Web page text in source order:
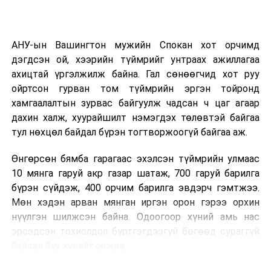
АНУ-ын Вашингтон мужийн Спокан хот орчимд
дэгдсэн ой, хээрийн түймрийг унтраах ажиллагаа
ахицтай үргэлжилж байна. Гал сөнөөгчид хот руу
ойртсон гурван том түймрийн эргэн тойронд
хамгаалалтын зурвас байгуулж чадсан ч цаг агаар
дахин халж, хуурайшилт нэмэгдэх төлөвтэй байгаа
тул нөхцөл байдал бүрэн тогтворжоогүй байгаа аж.
Өнгөрсөн бямба гарагаас эхэлсэн түймрийн улмаас
10 мянга гаруй акр газар шатаж, 700 гаруй барилга
бүрэн сүйдэж, 400 орчим барилга эвдэрч гэмтжээ.
Мөн хэдэн арван мянган иргэн орон гэрээ орхин
нүүлгэн шилжсэн байна. Одоогоор хүний амь нас
эрсэдсэн тохиолдол бүртгэгдээгүй бөгөөд сураггүй